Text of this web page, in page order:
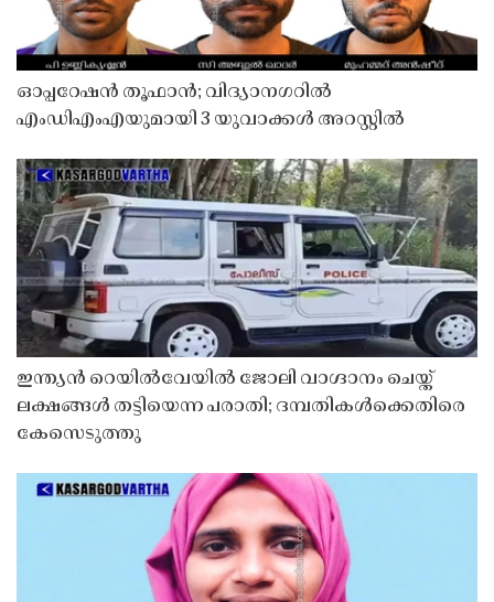
ഓപ്പറേഷൻ തൂഫാൻ; വിദ്യാനഗറിൽ
എംഡിഎംഎയുമായി 3 യുവാക്കൾ അറസ്റ്റിൽ
ഇന്ത്യൻ റെയിൽവേയിൽ ജോലി വാഗ്ദാനം ചെയ്ത്
ലക്ഷങ്ങൾ തട്ടിയെന്ന പരാതി; ദമ്പതികൾക്കെതിരെ
കേസെടുത്തു